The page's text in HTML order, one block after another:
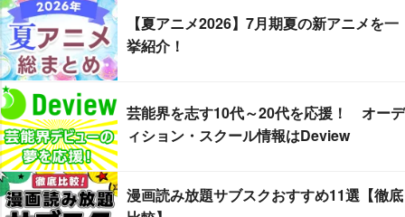
【夏アニメ2026】7月期夏の新アニメを一
挙紹介！
芸能界を志す10代～20代を応援！ オーデ
ィション・スクール情報はDeview
漫画読み放題サブスクおすすめ11選【徹底